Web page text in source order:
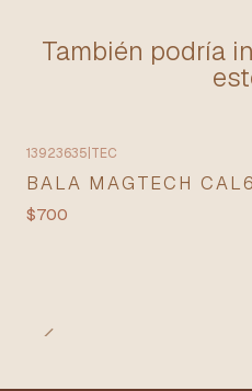
También podría
13923635 TEC
BALA MAGTECH
$700